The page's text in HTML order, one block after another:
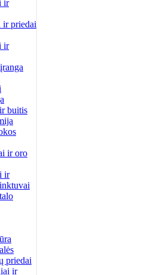
ir
ir priedai
ir
buitis
ir oro
ir
priedai
ir